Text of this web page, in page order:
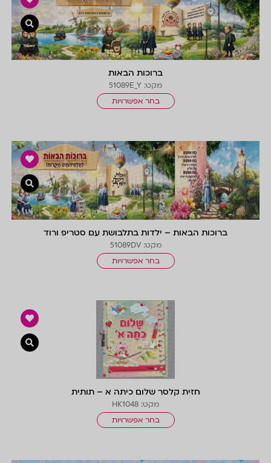
ברוכות הבאות
מקט: 51089E_Y
בחר אפשרויות
ברוכות הבאות – ילדות בתלבושת עם סטריפ ורוד
מקט: 51089DV
בחר אפשרויות
חזית קלסר שלום כיתה א – תותית
מקט: HK1048
בחר אפשרויות